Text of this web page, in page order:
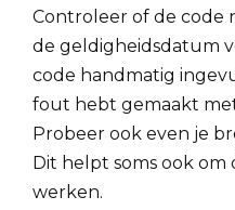
Controleer of de code
de geldigheidsdatum
code handmatig
fout hebt gemaakt
Probeer ook even je
Dit helpt soms ook
werken.